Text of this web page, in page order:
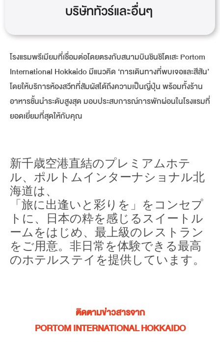
บริษัททัวร์และอื่นๆ
โรงแรมพรีเมียมที่เชื่อมต่อโดยตรงกับสนามบินชินชิโตเสะ Portom
International Hokkaido มีแนวคิด ‘การเดินทางที่พบเจอและสีสัน’
โดยให้บริการห้องสวีทที่สัมผัสได้ถึงความเป็นญี่ปุ่น พร้อมทั้งร้าน
อาหารชั้นนำระดับสูงสุด มอบประสบการณ์การพักผ่อนในโรงแรมที่
ยอดเยี่ยมที่สุดให้กับคุณ
新千歳空港直結のプレミアムホテ
ル、ポルトムインターナショナル北
海道は、
「旅に出逢いと彩りを」をコンセプ
トに、日本の粋を感じるスイートル
ームをはじめ、最上級のレストラン
をご用意。非日常を体験できる最高
のホテルステイを提供しています。
ติดตามข่าวสารจาก
PORTOM INTERNATIONAL HOKKAIDO